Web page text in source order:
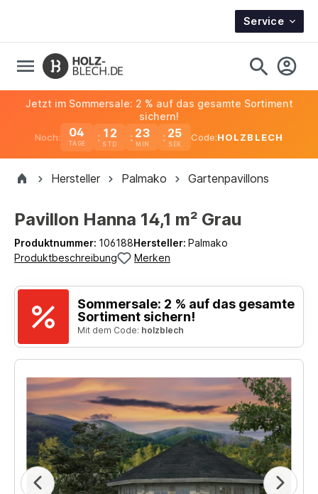
Service
Noch: 04
TAGE
12 23 25
Jetzt im Sommersale: 2 % auf das gesamte Sortiment
sichern!
Code:HOLZBLECH
Hersteller Palmako Gartenpavillons
Pavillon Hanna 14,1 m² Grau
Produktnummer: 106188Hersteller: Palmako
Produktbeschreibung
Merken
Sommersale: 2 % auf das gesamte
Sortiment sichern!
Mit dem Code: holzblech